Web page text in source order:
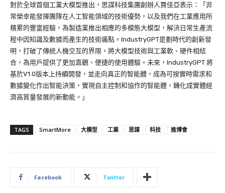
對於全球首個工業大模型推出，思謀科技集團創辦人賈佳亞表示：「非
常榮幸能發揮團隊在人工智能領域的技術優勢，以及我們在工業應用所
積累的豐富經驗，為製造業推出相應的多模態大模型，解決日常生產流
程中因知識及數據而產生的技術痛點。IndustryGPT是劃時代的創新發
明，打破了傳統人機交互的界限，將大模型技術與工業軟、硬件相結
合，為用戶提供了更加直觀、便捷的使用體驗。未來，IndustryGPT 將
基於V1.0版本上持續開發，並走向真正的智能體，成為可按實時需求和
數據變化作出智能決策，實現自主控制和協作的智能體，轉化成實體經
濟高質量發展的新動能。」
TAGS SmartMore 大模型 工業 思謀 科技 進博會
Facebook Twitter